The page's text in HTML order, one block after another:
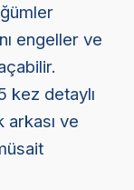
engeller ve
kez detaylı
arkası ve